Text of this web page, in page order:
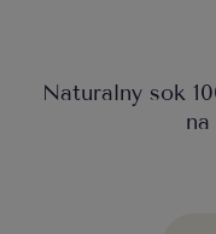
Naturalny sok